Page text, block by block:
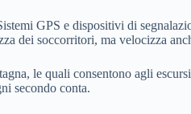
GPS e dispositivi di
dei soccorritori, ma velocizza
le quali consentono agli
secondo conta.